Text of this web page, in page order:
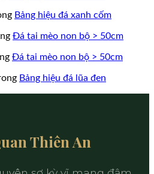
Bảng hiệu đá xanh cốm
Đá tai mèo non bộ > 50cm
Đá tai mèo non bộ > 50cm
Bảng hiệu đá lũa đen
Thiên An